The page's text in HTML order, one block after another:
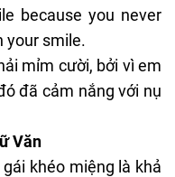
because you never
your smile.
mỉm cười, bởi vì em
đã cảm nắng với nụ
Văn
khéo miệng là khả